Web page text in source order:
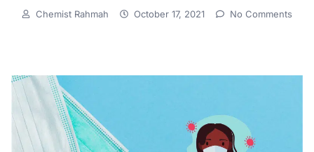
Chemist Rahmah October 17, 2021 No Comments